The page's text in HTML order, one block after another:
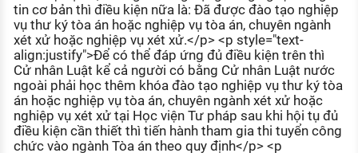
tin cơ bản thì điều kiện nữa là: Đã được đào tạo nghiệp
vụ thư ký tòa án hoặc nghiệp vụ tòa án, chuyên ngành
xét xử hoặc nghiệp vụ xét xử.</p> <p style="text-
align:justify">Để có thể đáp ứng đủ điều kiện trên thì
Cử nhân Luật kể cả người có bằng Cử nhân Luật nước
ngoài phải học thêm khóa đào tạo nghiệp vụ thư ký tòa
án hoặc nghiệp vụ tòa án, chuyên ngành xét xử hoặc
nghiệp vụ xét xử tại Học viện Tư pháp sau khi hội tụ đủ
điều kiện cần thiết thì tiến hành tham gia thi tuyển công
chức vào ngành Tòa án theo quy định</p> <p